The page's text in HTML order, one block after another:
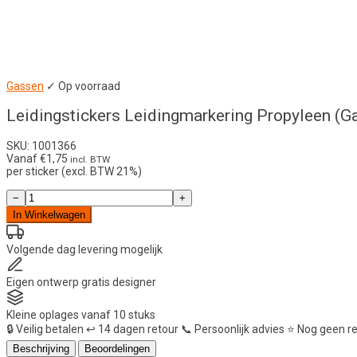
Gassen ✓ Op voorraad
Leidingstickers Leidingmarkering Propyleen
SKU: 1001366
Vanaf€1,75 incl. BTW
per sticker (excl. BTW 21%)
Leidingstickers
Leidingmarkering
Propyleen
(Gassen)
aantal
−
+
In Winkelwagen
Volgende dag levering mogelijk
Eigen ontwerp gratis designer
Kleine oplages vanaf 10 stuks
🔒Veilig betalen ↩️ 14 dagen retour 📞 Persoonlijk advies ⭐ Nog geen
Beschrijving Beoordelingen